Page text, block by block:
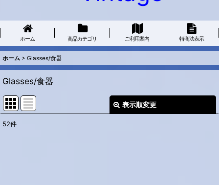
ホーム 商品カテゴリ ご利用案内 特商法表示
ホーム > Glasses/食器
Glasses/食器
表示順変更
52件